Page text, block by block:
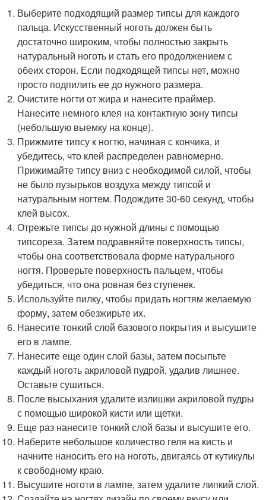
Выберите подходящий размер типсы для каждого
пальца. Искусственный ноготь должен быть
достаточно широким, чтобы полностью закрыть
натуральный ноготь и стать его продолжением с
обеих сторон. Если подходящей типсы нет, можно
просто подпилить ее до нужного размера.
Очистите ногти от жира и нанесите праймер.
Нанесите немного клея на контактную зону типсы
(небольшую выемку на конце).
Прижмите типсу к ногтю, начиная с кончика, и
убедитесь, что клей распределен равномерно.
Прижимайте типсу вниз с необходимой силой, чтобы
не было пузырьков воздуха между типсой и
натуральным ногтем. Подождите 30-60 секунд, чтобы
клей высох.
Отрежьте типсы до нужной длины с помощью
типсореза. Затем подравняйте поверхность типсы,
чтобы она соответствовала форме натурального
ногтя. Проверьте поверхность пальцем, чтобы
убедиться, что она ровная без ступенек.
Используйте пилку, чтобы придать ногтям желаемую
форму, затем обезжирьте их.
Нанесите тонкий слой базового покрытия и высушите
его в лампе.
Нанесите еще один слой базы, затем посыпьте
каждый ноготь акриловой пудрой, удалив лишнее.
Оставьте сушиться.
После высыхания удалите излишки акриловой пудры
с помощью широкой кисти или щетки.
Еще раз нанесите тонкий слой базы и высушите его.
Наберите небольшое количество геля на кисть и
начните наносить его на ноготь, двигаясь от кутикулы
к свободному краю.
Высушите ноготи в лампе, затем удалите липкий слой.